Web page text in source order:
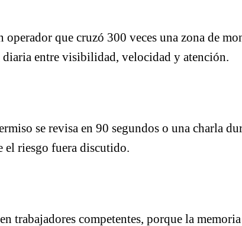
que cruzó 300 veces una zona de
entre visibilidad, velocidad y atención.
se revisa en 90 segundos o una charla
el riesgo fuera discutido.
trabajadores competentes, porque la